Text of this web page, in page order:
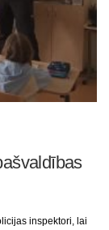
inspektori, lai